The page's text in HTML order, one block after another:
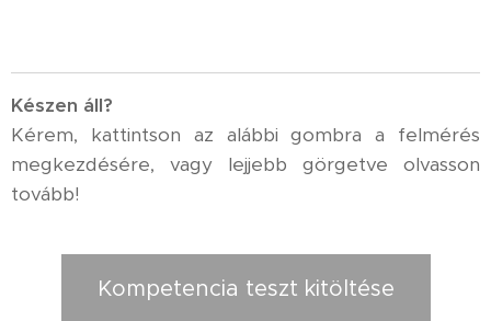
Készen áll?
Kérem, kattintson az alábbi gombra a felmérés
megkezdésére, vagy lejjebb görgetve olvasson
tovább!
Kompetencia teszt kitöltése